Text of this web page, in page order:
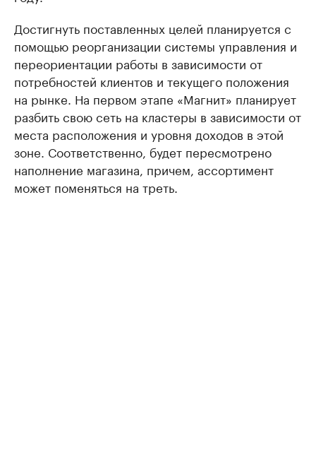
Достигнуть поставленных целей планируется с
помощью реорганизации системы управления и
переориентации работы в зависимости от
потребностей клиентов и текущего положения
на рынке. На первом этапе «Магнит» планирует
разбить свою сеть на кластеры в зависимости от
места расположения и уровня доходов в этой
зоне. Соответственно, будет пересмотрено
наполнение магазина, причем, ассортимент
может поменяться на треть.